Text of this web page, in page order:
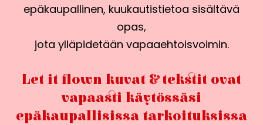
epäkaupallinen, kuukautistietoa sisältävä
opas,
jota ylläpidetään vapaaehtoisvoimin.
Let it flown kuvat & tekstit ovat
vapaasti käytössäsi
epäkaupallisissa tarkoituksissa